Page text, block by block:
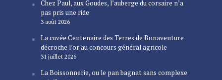
Chez Paul, aux Goudes, l’auberge du corsaire n’a
pas pris une ride
3 août 2026
La cuvée Centenaire des Terres de Bonaventure
décroche l’or au concours général agricole
31 juillet 2026
La Boissonnerie, ou le pan bagnat sans complexe